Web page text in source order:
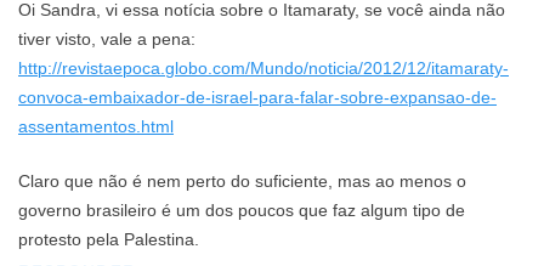
Oi Sandra, vi essa notícia sobre o Itamaraty, se você ainda não
tiver visto, vale a pena:
http://revistaepoca.globo.com/Mundo/noticia/2012/12/itamaraty-
convoca-embaixador-de-israel-para-falar-sobre-expansao-de-
assentamentos.html
Claro que não é nem perto do suficiente, mas ao menos o
governo brasileiro é um dos poucos que faz algum tipo de
protesto pela Palestina.